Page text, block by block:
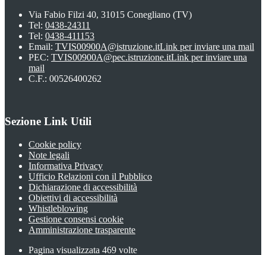
Via Fabio Filzi 40, 31015 Conegliano (TV)
Tel: 0438-24311
Tel: 0438-411153
Email: TVIS00900A@istruzione.itLink per inviare una mail
PEC: TVIS00900A@pec.istruzione.itLink per inviare una
mail
C.F.: 00526400262
Sezione Link Utili
Cookie policy
Note legali
Informativa Privacy
Ufficio Relazioni con il Pubblico
Dichiarazione di accessibilità
Obiettivi di accessibilità
Whistleblowing
Gestione consensi cookie
Amministrazione trasparente
Pagina visualizzata 469 volte